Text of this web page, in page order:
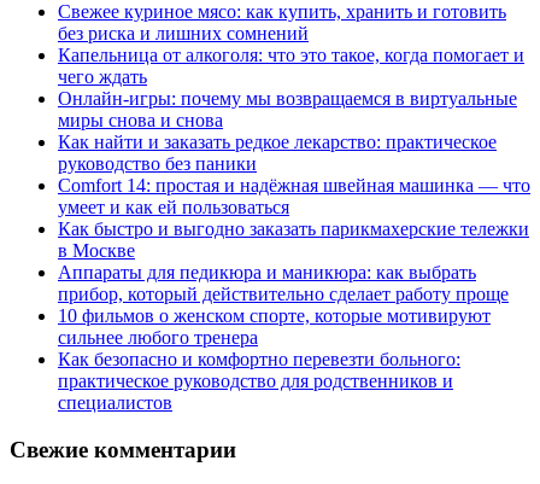
Свежее куриное мясо: как купить, хранить и готовить
без риска и лишних сомнений
Капельница от алкоголя: что это такое, когда помогает и
чего ждать
Онлайн-игры: почему мы возвращаемся в виртуальные
миры снова и снова
Как найти и заказать редкое лекарство: практическое
руководство без паники
Comfort 14: простая и надёжная швейная машинка — что
умеет и как ей пользоваться
Как быстро и выгодно заказать парикмахерские тележки
в Москве
Аппараты для педикюра и маникюра: как выбрать
прибор, который действительно сделает работу проще
10 фильмов о женском спорте, которые мотивируют
сильнее любого тренера
Как безопасно и комфортно перевезти больного:
практическое руководство для родственников и
специалистов
Свежие комментарии